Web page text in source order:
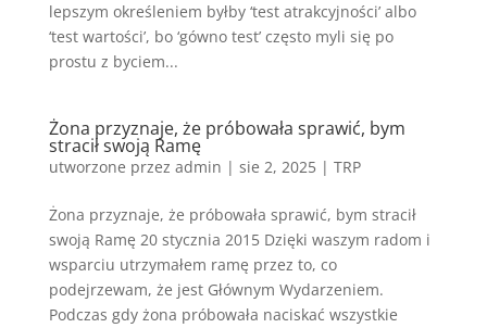
lepszym określeniem byłby ‘test atrakcyjności’ albo
‘test wartości’, bo ‘gówno test’ często myli się po
prostu z byciem...
Żona przyznaje, że próbowała sprawić, bym
stracił swoją Ramę
utworzone przez admin | sie 2, 2025| TRP
Żona przyznaje, że próbowała sprawić, bym stracił
swoją Ramę 20 stycznia 2015 Dzięki waszym radom i
wsparciu utrzymałem ramę przez to, co
podejrzewam, że jest Głównym Wydarzeniem.
Podczas gdy żona próbowała naciskać wszystkie